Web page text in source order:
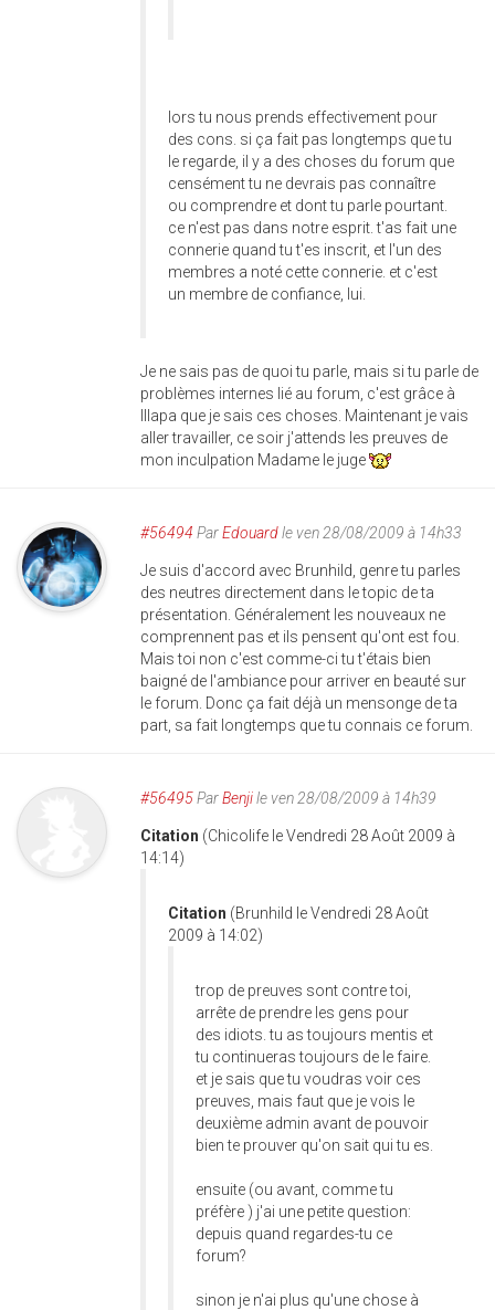
lors tu nous prends effectivement pour
des cons. si ça fait pas longtemps que tu
le regarde, il y a des choses du forum que
censément tu ne devrais pas connaître
ou comprendre et dont tu parle pourtant.
ce n'est pas dans notre esprit. t'as fait une
connerie quand tu t'es inscrit, et l'un des
membres a noté cette connerie. et c'est
un membre de confiance, lui.
Je ne sais pas de quoi tu parle, mais si tu parle de
problèmes internes lié au forum, c'est grâce à
Illapa que je sais ces choses. Maintenant je vais
aller travailler, ce soir j'attends les preuves de
mon inculpation Madame le juge
#56494 ParEdouardle ven 28/08/2009 à 14h33
Je suis d'accord avec Brunhild, genre tu parles
des neutres directement dans le topic de ta
présentation. Généralement les nouveaux ne
comprennent pas et ils pensent qu'ont est fou.
Mais toi non c'est comme-ci tu t'étais bien
baigné de l'ambiance pour arriver en beauté sur
le forum. Donc ça fait déjà un mensonge de ta
part, sa fait longtemps que tu connais ce forum.
#56495ParBenjile ven 28/08/2009 à 14h39
Citation (Chicolife le Vendredi 28 Août 2009 à
14:14)
Citation (Brunhild le Vendredi 28 Août
2009 à 14:02)
trop de preuves sont contre toi,
arrête de prendre les gens pour
des idiots. tu as toujours mentis et
tu continueras toujours de le faire.
et je sais que tu voudras voir ces
preuves, mais faut que je vois le
deuxième admin avant de pouvoir
bien te prouver qu'on sait qui tu es.
ensuite (ou avant, comme tu
préfère ) j'ai une petite question:
depuis quand regardes-tu ce
forum?
sinon je n'ai plus qu'une chose à